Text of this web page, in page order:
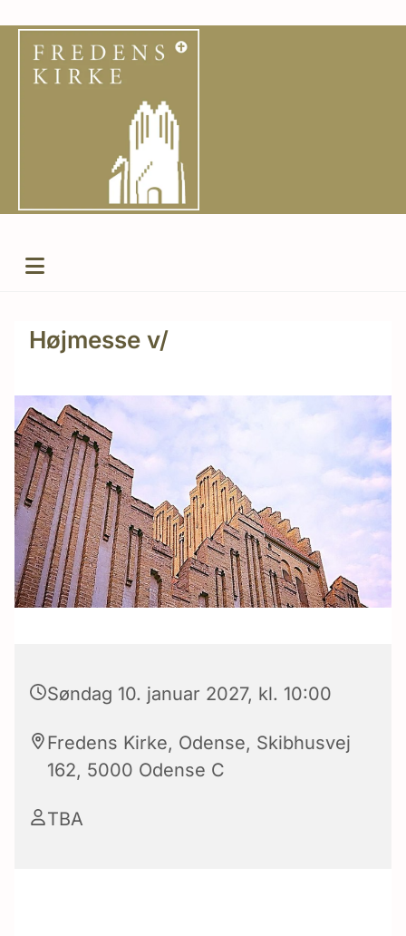
Højmesse v/
Søndag 10. januar 2027, kl. 10:00
Fredens Kirke, Odense, Skibhusvej
162, 5000 Odense C
TBA